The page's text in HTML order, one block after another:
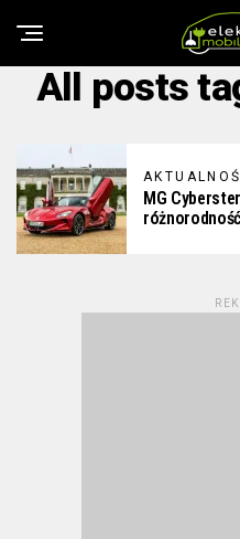
All posts
MG
różnorodność